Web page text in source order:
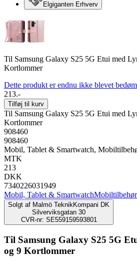
Elgiganten Erhverv
Til Samsung Galaxy S25 5G Etui med
Kortlommer
Dette produkt er endnu ikke blevet
213.-
Tilføj til kurv
Til Samsung Galaxy S25 5G Etui med
Kortlommer
908460
908460
Mobil, Tablet & Smartwatch,
MTK
213
DKK
7340226031949
Mobil, Tablet & SmartwatchMobiltilbehør
Solgt af Malmö TeknikKompani DK
Silverviksgatan 30
CVR-nr: SE559159593801
Til Samsung Galaxy S25 5G
og 9 Kortlommer